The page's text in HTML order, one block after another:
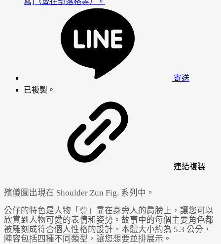
寄送
已複製。
連結複製
殯儀圖出現在 Shoulder Zun Fig. 系列中。
公仔的特色是人物「尊」靠在身旁人的肩膀上，讓您可以
欣賞到人物可愛的表情和姿勢。故事中的每個主要角色都
被雕刻成符合個人性格的設計。本體大小約為 5.3 公分，
陣容包括四種不同類型，讓您想要並排展示。